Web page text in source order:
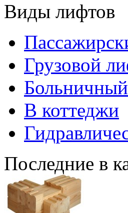
Виды лифтов
Грузовой
В коттеджи
Последние в